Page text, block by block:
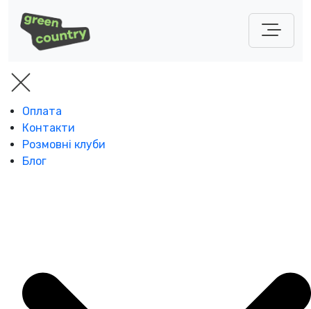
Оплата
Контакти
Розмовні клуби
Блог